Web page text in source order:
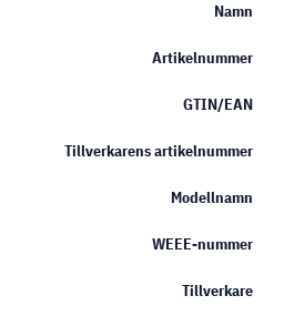
Namn
Artikelnummer
GTIN/EAN
Tillverkarens artikelnummer
Modellnamn
WEEE-nummer
Tillverkare